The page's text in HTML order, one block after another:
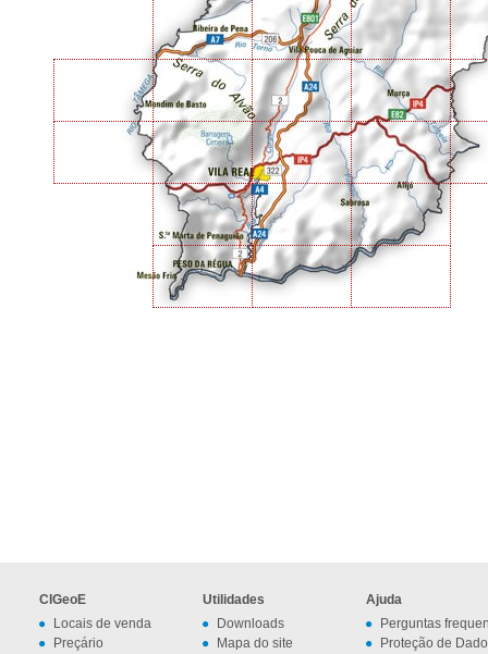
CIGeoE
Locais de venda
Preçário
Utilidades
Downloads
Mapa do site
Ajuda
Perguntas
Proteção de